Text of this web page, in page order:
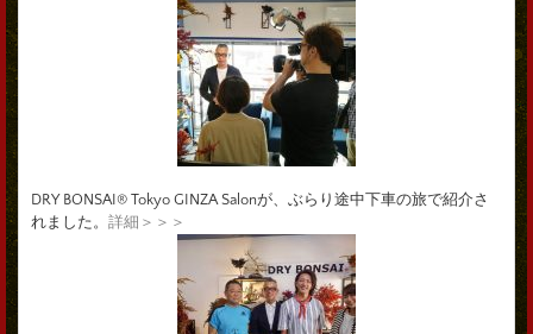
DRY BONSAI® Tokyo GINZA Salonが、ぶらり途中下車の旅で紹介さ
れました。 詳細＞＞＞